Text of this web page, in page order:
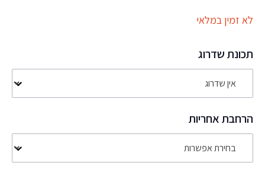
לא זמין במלאי
תכונת שדרוג
הרחבת אחריות